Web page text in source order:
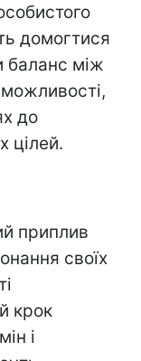
домогтися
баланс між
до
цілей.
приплив
своїх
крок
і